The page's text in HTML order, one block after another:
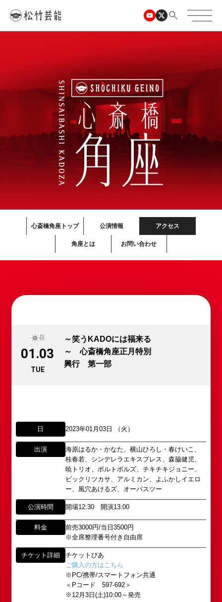
心斎橋角座トップ 公演情報 アクセス
角座とは お問い合わせ
昼
01.03
TUE
～笑うKADOには福来る
～ 心斎橋角座正月特別
興行 第一部
日 2023年01月03日 （火）
出演
海原はるか・かなた、横山ひろし・春けいこ、
桂春若、シンデレラエキスプレス、森脇健児、
暁トリオ、ボルトボルズ、チキチキジョニー、
ビックリツカサ、アルミカン、よふかしイエロ
ー、風穴あけるズ、オーパスツー
公演時間 開場12:30 開演13:00
料金
前売3000円/当日3500円
※全席整理番号付き自由席
チケット詳細
チケットぴあ
ご購入の方はこちら
※PC/携帯/スマートフォン共通
＜Pコード 597-692＞
※12月3日(土)10:00～発売
「角座」の名称は、「角の芝居」と呼ばれた江戸時
代に遡ります。
「角座」はかつて、浪花座、中座、朝日座、弁天座
「五つ櫓」若しくは「道頓堀五座」と呼ばれ、
1960年～70年代には、上方演芸の殿堂として栄え
所属オーディションに関するお問い合わせ
以下のアドレスからお問い合わせ願います。
大阪本社 タレント開発室： o-
school@shochikugeino.jp
東京支社 タレント開発室：t-
school@shochikugeino.jp